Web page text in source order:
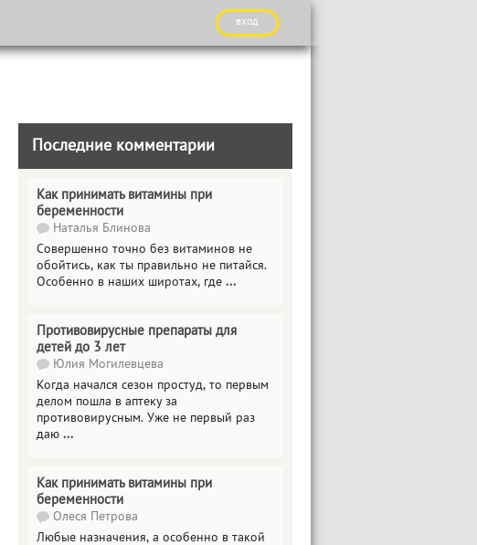
вход
Последние комментарии
Как принимать витамины при
беременности
Наталья Блинова
Совершенно точно без витаминов не
обойтись, как ты правильно не питайся.
Особенно в наших широтах, где ...
Противовирусные препараты для
детей до 3 лет
Юлия Могилевцева
Когда начался сезон простуд, то первым
делом пошла в аптеку за
противовирусным. Уже не первый раз
даю ...
Как принимать витамины при
беременности
Олеся Петрова
Любые назначения, а особенно в такой